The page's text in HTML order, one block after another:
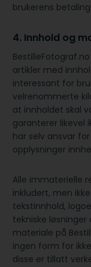
brukerens betaling.
4. Innhold og
artikler med
interessant for
velrenommerte
at innholdet skal
garanterer likevel
har selv ansvar
opplysninger
Alle immaterielle
inkludert, men
tekstinnhold,
tekniske
materiale på
ingen form for
disse er tillatt